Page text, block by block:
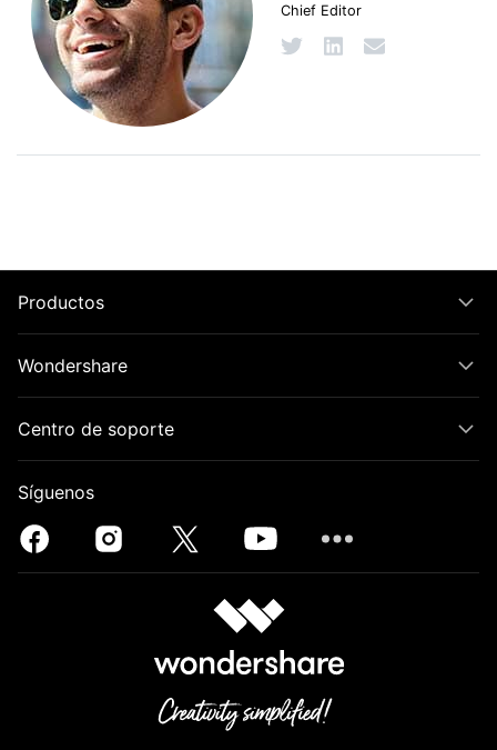
Chief Editor
Productos
Wondershare
Centro de soporte
Síguenos